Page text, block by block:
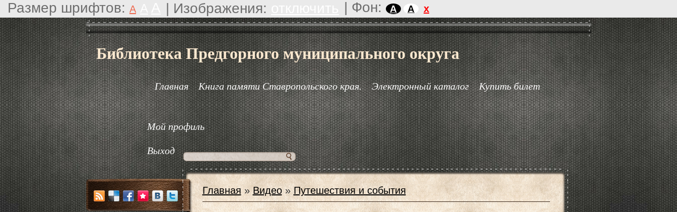
Размер шрифтов: A | Изображения: | Фон: A A x
Библиотека Предгорного муниципального округа
Главная Книга памяти Ставропольского края. Электронный каталог Купить билет
Мой профиль
Выход
Главная »Видео» Путешествия и события